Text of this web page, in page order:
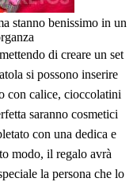
stanno benissimo in un
di creare un set
si possono inserire
con calice, cioccolatini
saranno cosmetici
con una dedica e
modo, il regalo avrà
la persona che lo